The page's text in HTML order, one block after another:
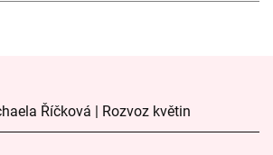
Říčková | Rozvoz květin